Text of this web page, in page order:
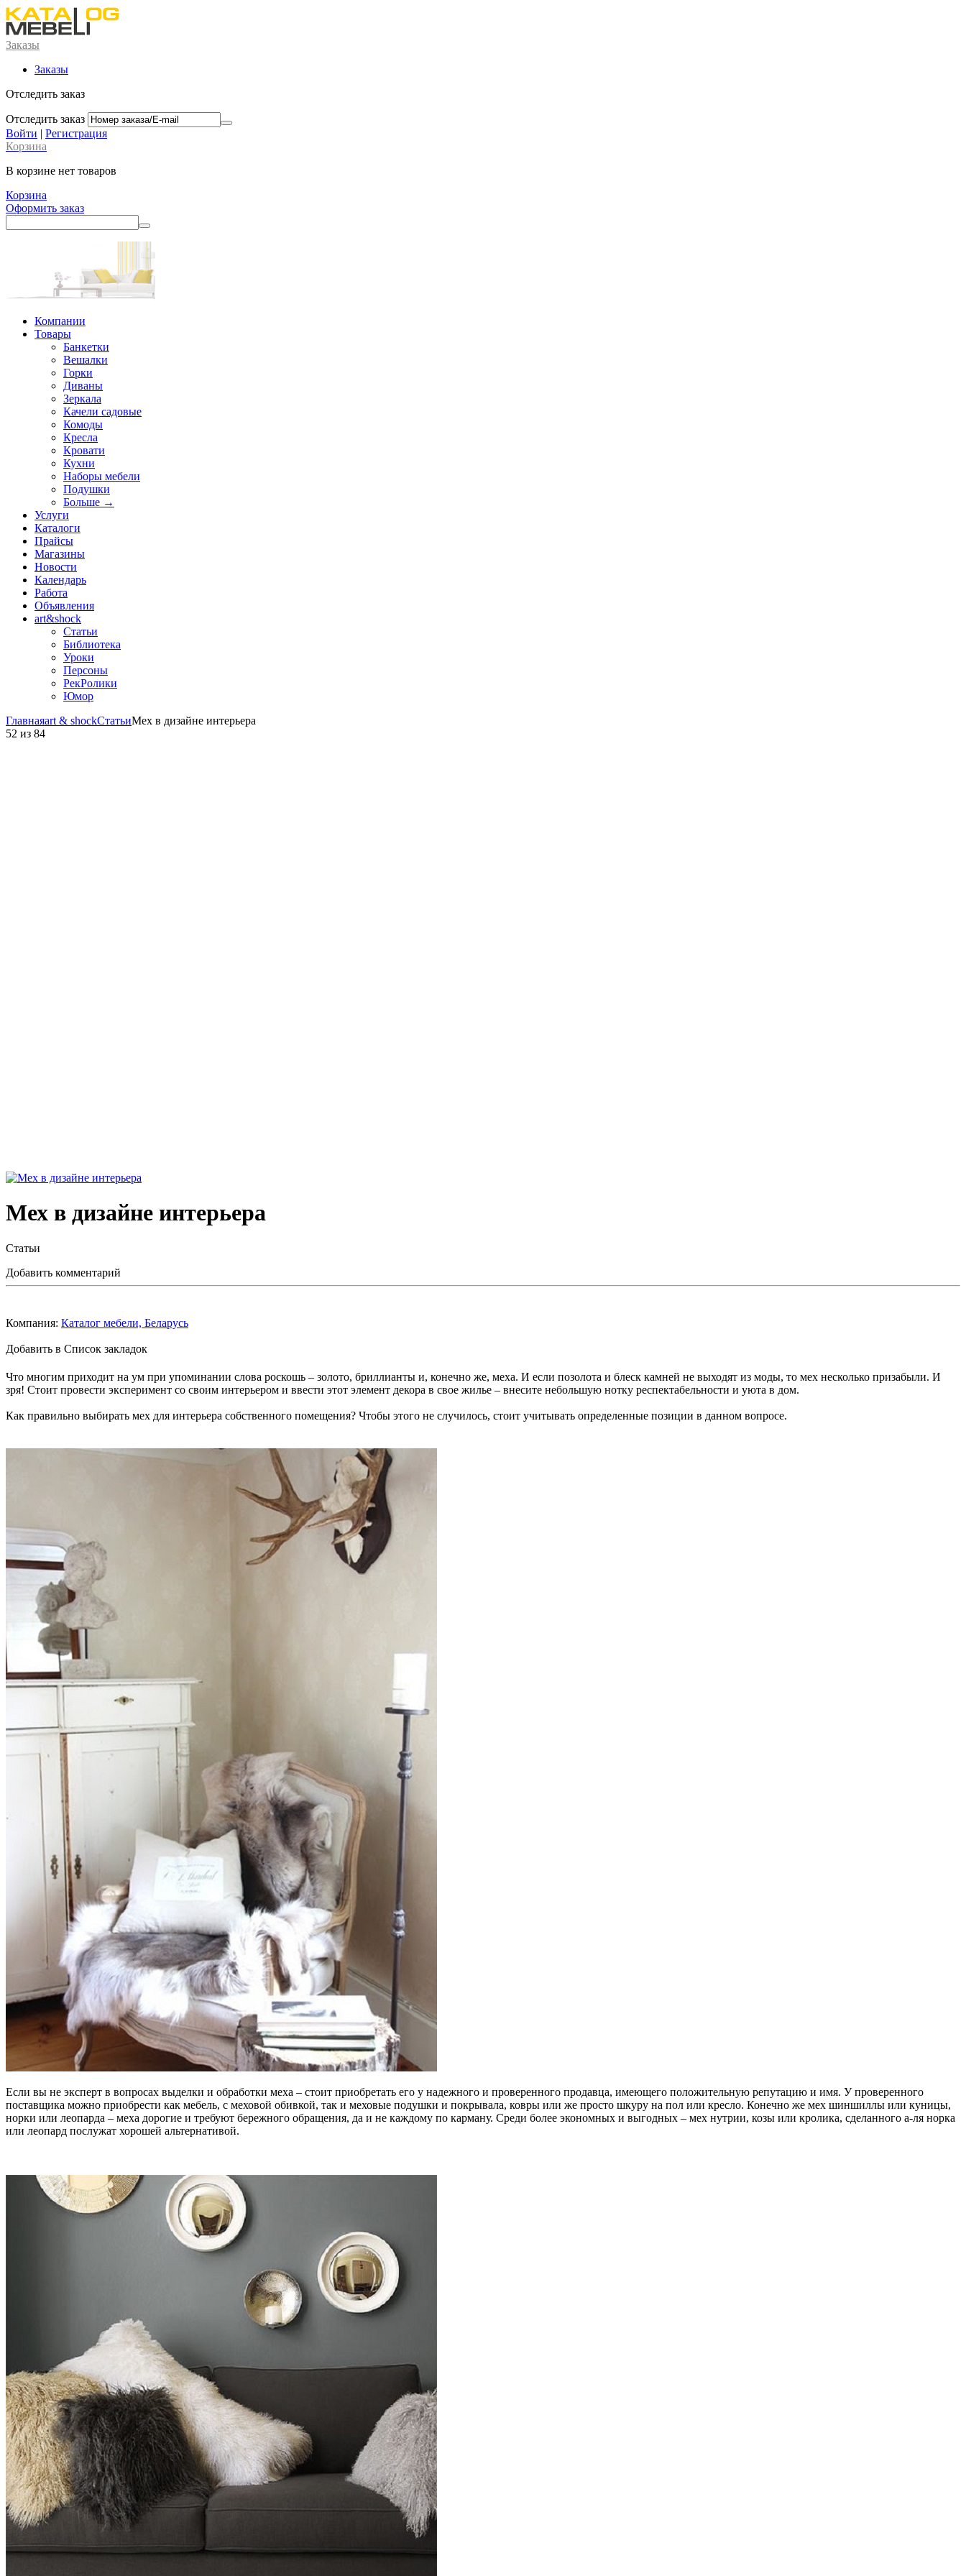
Заказы
Заказы
Отследить заказ
Отследить заказ
Войти | Регистрация
Корзина
В корзине нет товаров
Корзина
Оформить заказ
Компании
Товары
Банкетки
Вешалки
Горки
Диваны
Зеркала
Качели садовые
Комоды
Кресла
Кровати
Кухни
Наборы мебели
Подушки
Больше →
Услуги
Каталоги
Прайсы
Магазины
Новости
Календарь
Работа
Объявления
art&shock
Статьи
Библиотека
Уроки
Персоны
РекРолики
Юмор
Главнаяart & shockСтатьиМех в дизайне интерьера
52 из 84
Мех в дизайне интерьера
Статьи
Добавить комментарий
Компания: Каталог мебели, Беларусь
Добавить в Список закладок
Что многим приходит на ум при упоминании слова роскошь – золото, бриллианты и, конечно же, меха. И если позолота и блеск камней не выходят из моды, то мех несколько призабыли. И
зря! Стоит провести эксперимент со своим интерьером и ввести этот элемент декора в свое жилье – внесите небольшую нотку респектабельности и уюта в дом.
Как правильно выбирать мех для интерьера собственного помещения? Чтобы этого не случилось, стоит учитывать определенные позиции в данном вопросе.
Если вы не эксперт в вопросах выделки и обработки меха – стоит приобретать его у надежного и проверенного продавца, имеющего положительную репутацию и имя. У проверенного
поставщика можно приобрести как мебель, с меховой обивкой, так и меховые подушки и покрывала, ковры или же просто шкуру на пол или кресло. Конечно же мех шиншиллы или куницы,
норки или леопарда – меха дорогие и требуют бережного обращения, да и не каждому по карману. Среди более экономных и выгодных – мех нутрии, козы или кролика, сделанного а-ля норка
или леопард послужат хорошей альтернативой.